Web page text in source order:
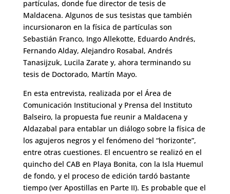
partículas, donde fue director de tesis de
Maldacena. Algunos de sus tesistas que también
incursionaron en la física de partículas son
Sebastián Franco, Ingo Allekotte, Eduardo Andrés,
Fernando Alday, Alejandro Rosabal, Andrés
Tanasijzuk, Lucila Zarate y, ahora terminando su
tesis de Doctorado, Martín Mayo.
En esta entrevista, realizada por el Área de
Comunicación Institucional y Prensa del Instituto
Balseiro, la propuesta fue reunir a Maldacena y
Aldazabal para entablar un diálogo sobre la física de
los agujeros negros y el fenómeno del “horizonte”,
entre otras cuestiones. El encuentro se realizó en el
quincho del CAB en Playa Bonita, con la Isla Huemul
de fondo, y el proceso de edición tardó bastante
tiempo (ver Apostillas en Parte II). Es probable que el